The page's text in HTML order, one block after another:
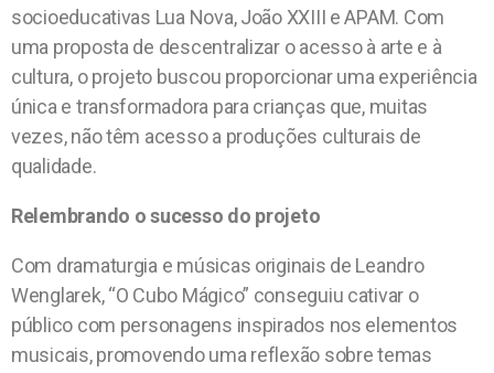
socioeducativas Lua Nova, João XXIII e APAM. Com
uma proposta de descentralizar o acesso à arte e à
cultura, o projeto buscou proporcionar uma experiência
única e transformadora para crianças que, muitas
vezes, não têm acesso a produções culturais de
qualidade.
Relembrando o sucesso do projeto
Com dramaturgia e músicas originais de Leandro
Wenglarek, “O Cubo Mágico” conseguiu cativar o
público com personagens inspirados nos elementos
musicais, promovendo uma reflexão sobre temas